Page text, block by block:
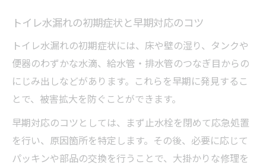
トイレ水漏れトラブル相談先の選び方とポ
イント
定期メンテナンスで安心なトイレ水漏れ対
策
トイレ水漏れの初期症状と早期対応のコツ
トイレ水漏れの初期症状には、床や壁の湿り、タンクや
便器のわずかな水滴、給水管・排水管のつなぎ目からの
にじみ出しなどがあります。これらを早期に発見するこ
とで、被害拡大を防ぐことができます。
早期対応のコツとしては、まず止水栓を閉めて応急処置
を行い、原因箇所を特定します。その後、必要に応じて
パッキンや部品の交換を行うことで、大掛かりな修理を